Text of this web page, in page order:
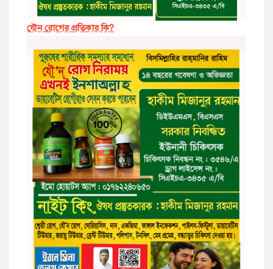
যৌন রোগের প্রতিকার কি?